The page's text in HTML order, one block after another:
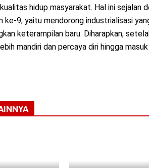
hidup masyarakat. Hal ini sejalan
ke-9, yaitu mendorong industrialisasi
keterampilan baru. Diharapkan,
mandiri dan percaya diri hingga